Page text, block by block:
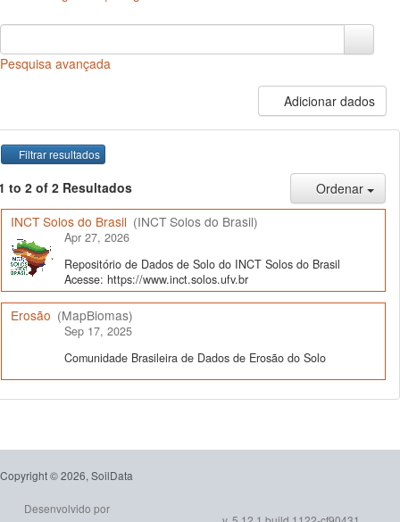
Pesquisa avançada
Adicionar dados
Filtrar resultados
to 2 of 2 Resultados
Ordenar
INCT Solos do Brasil (INCT Solos do Brasil)
Apr 27, 2026
Repositório de Dados de Solo do INCT Solos do Brasil
Acesse: https://www.inct.solos.ufv.br
Erosão (MapBiomas)
Sep 17, 2025
Comunidade Brasileira de Dados de Erosão do Solo
Copyright © 2026, SoilData
Desenvolvido por